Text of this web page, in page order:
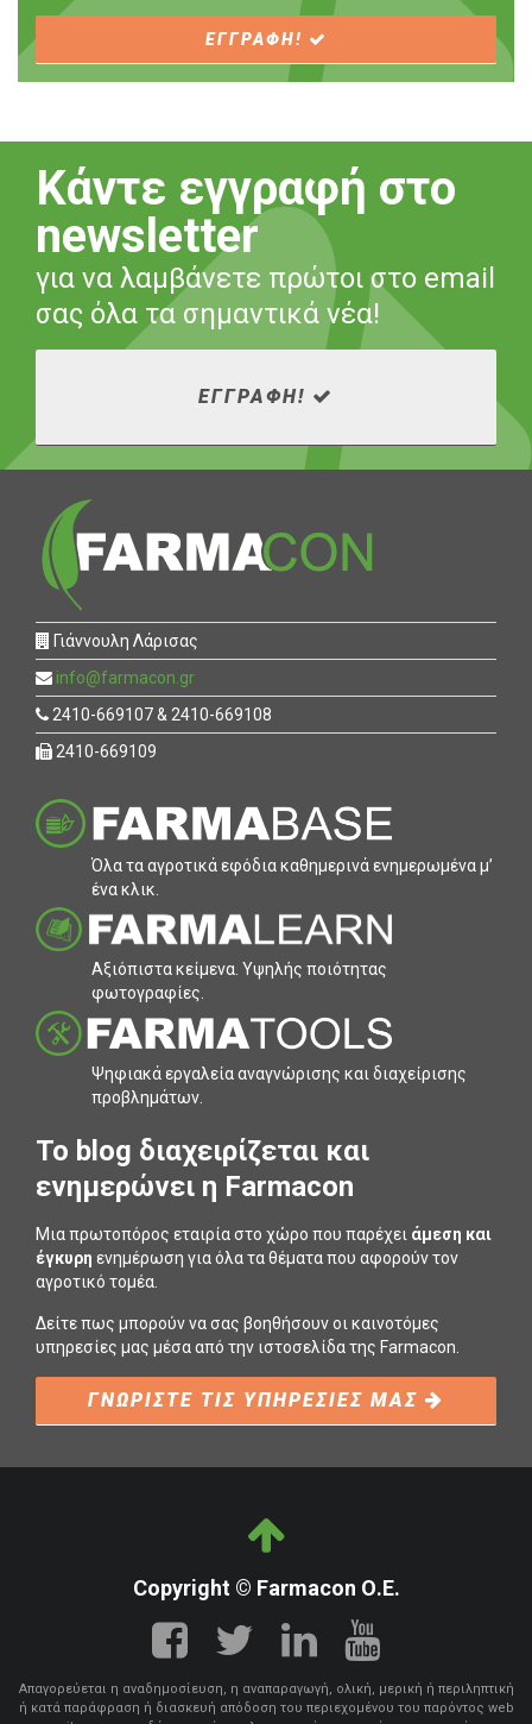
ΕΓΓΡΑΦΗ!
Κάντε εγγραφή στο
newsletter
για να λαμβάνετε πρώτοι στο email
σας όλα τα σημαντικά νέα!
ΕΓΓΡΑΦΗ!
Γιάννουλη Λάρισας
info@farmacon.gr
2410-669107 & 2410-669108
2410-669109
Όλα τα αγροτικά εφόδια καθηµερινά ενηµερωµένα µ’
ένα κλικ.
Αξιόπιστα κείµενα. Υψηλής ποιότητας
φωτογραφίες.
Ψηφιακά εργαλεία αναγνώρισης και διαχείρισης
προβληµάτων.
To blog διαχειρίζεται και
ενημερώνει η Farmacon
Μια πρωτοπόρος εταιρία στο χώρο που παρέχει άμεση και
έγκυρη ενημέρωση για όλα τα θέματα που αφορούν τον
αγροτικό τομέα.
Δείτε πως μπορούν να σας βοηθήσουν οι καινοτόμες
υπηρεσίες μας μέσα από την ιστοσελίδα της Farmacon.
ΓΝΩΡΙΣΤΕ ΤΙΣ ΥΠΗΡΕΣΙΕΣ ΜΑΣ
Copyright © Farmacon Ο.Ε.
Απαγορεύεται η αναδημοσίευση, η αναπαραγωγή, ολική, μερική ή περιληπτική
ή κατά παράφραση ή διασκευή απόδοση του περιεχομένου του παρόντος web